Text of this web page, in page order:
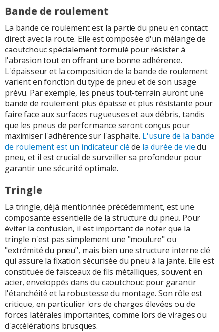
Bande de roulement
La bande de roulement est la partie du pneu en contact
direct avec la route. Elle est composée d'un mélange de
caoutchouc spécialement formulé pour résister à
l'abrasion tout en offrant une bonne adhérence.
L'épaisseur et la composition de la bande de roulement
varient en fonction du type de pneu et de son usage
prévu. Par exemple, les pneus tout-terrain auront une
bande de roulement plus épaisse et plus résistante pour
faire face aux surfaces rugueuses et aux débris, tandis
que les pneus de performance seront conçus pour
maximiser l'adhérence sur l'asphalte. L'usure de la bande
de roulement est un indicateur clé de la durée de vie du
pneu, et il est crucial de surveiller sa profondeur pour
garantir une sécurité optimale.
Tringle
La tringle, déjà mentionnée précédemment, est une
composante essentielle de la structure du pneu. Pour
éviter la confusion, il est important de noter que la
tringle n'est pas simplement une "moulure" ou
"extrémité du pneu", mais bien une structure interne clé
qui assure la fixation sécurisée du pneu à la jante. Elle est
constituée de faisceaux de fils métalliques, souvent en
acier, enveloppés dans du caoutchouc pour garantir
l'étanchéité et la robustesse du montage. Son rôle est
critique, en particulier lors de charges élevées ou de
forces latérales importantes, comme lors de virages ou
d'accélérations brusques.